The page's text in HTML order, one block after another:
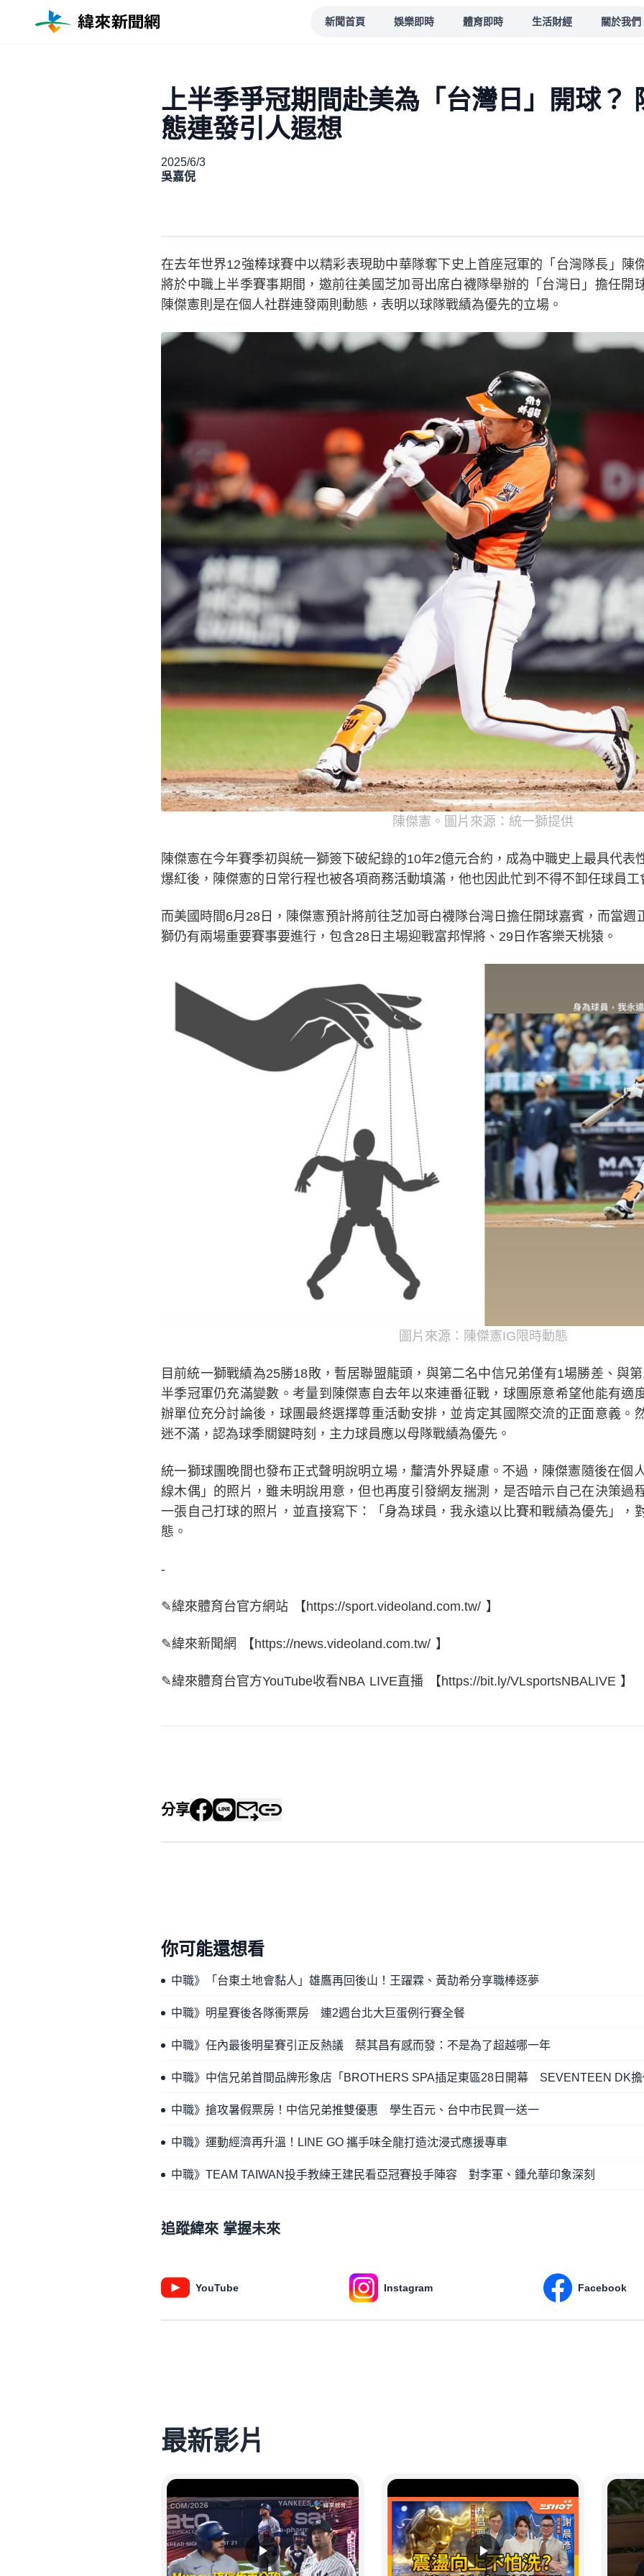
新聞首頁 娛樂即時 體育即時 生活財經 關於我們
上半季爭冠期間赴美為「台灣日」開球？
態連發引人遐想
2025/6/3
吳嘉倪
在去年世界12強棒球賽中以精彩表現助中華隊奪下史上首座冠軍的「台灣隊長」陳
將於中職上半季賽事期間，邀前往美國芝加哥出席白襪隊舉辦的「台灣日」擔任開
陳傑憲則是在個人社群連發兩則動態，表明以球隊戰績為優先的立場。
陳傑憲。圖片來源：統一獅提供
陳傑憲在今年賽季初與統一獅簽下破紀錄的10年2億元合約，成為中職史上最具代表
爆紅後，陳傑憲的日常行程也被各項商務活動填滿，他也因此忙到不得不卸任球員
而美國時間6月28日，陳傑憲預計將前往芝加哥白襪隊台灣日擔任開球嘉賓，而當週
獅仍有兩場重要賽事要進行，包含28日主場迎戰富邦悍將、29日作客樂天桃猿。
圖片來源：陳傑憲IG限時動態
目前統一獅戰績為25勝18敗，暫居聯盟龍頭，與第二名中信兄弟僅有1場勝差、與
半季冠軍仍充滿變數。考量到陳傑憲自去年以來連番征戰，球團原意希望他能有適
辦單位充分討論後，球團最終選擇尊重活動安排，並肯定其國際交流的正面意義。
迷不滿，認為球季關鍵時刻，主力球員應以母隊戰績為優先。
統一獅球團晚間也發布正式聲明說明立場，釐清外界疑慮。不過，陳傑憲隨後在個
線木偶」的照片，雖未明說用意，但也再度引發網友揣測，是否暗示自己在決策過
一張自己打球的照片，並直接寫下：「身為球員，我永遠以比賽和戰績為優先」，
態。
-
✎緯來體育台官方網站 【https://sport.videoland.com.tw/ 】
✎緯來新聞網 【https://news.videoland.com.tw/ 】
✎緯來體育台官方YouTube收看NBA LIVE直播 【https://bit.ly/VLsportsNBALIVE 】
分享
你可能還想看
中職》「台東土地會黏人」雄鷹再回後山！王躍霖、黃劼希分享職棒逐夢
中職》明星賽後各隊衝票房 連2週台北大巨蛋例行賽全餐
中職》任內最後明星賽引正反熱議 蔡其昌有感而發：不是為了超越哪一年
中職》中信兄弟首間品牌形象店「BROTHERS SPA插足東區28日開幕 SEVENTEEN DK
中職》搶攻暑假票房！中信兄弟推雙優惠 學生百元、台中市民買一送一
中職》運動經濟再升溫！LINE GO 攜手味全龍打造沈浸式應援專車
中職》TEAM TAIWAN投手教練王建民看亞冠賽投手陣容 對李軍、鍾允華印象深刻
追蹤緯來 掌握未來
YouTube Instagram Facebook
最新影片